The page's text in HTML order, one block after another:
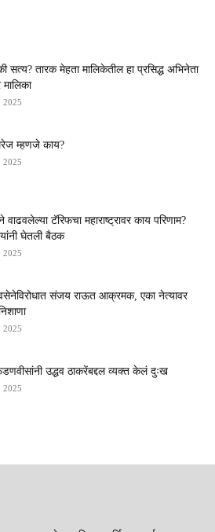
सत्य? तारक मेहता मालिकेतील हा प्रसिद्ध अभिनेता
2025
म्हणजे काय?
2025
वाढवलेल्या टॅरिफचा महाराष्ट्रावर काय परिणाम?
घेतली बैठक
2025
संजय राऊत आक्रमक, एका नेत्यावर
2025
उद्धव ठाकरेंबद्दल व्यक्त केलं दुःख
2025